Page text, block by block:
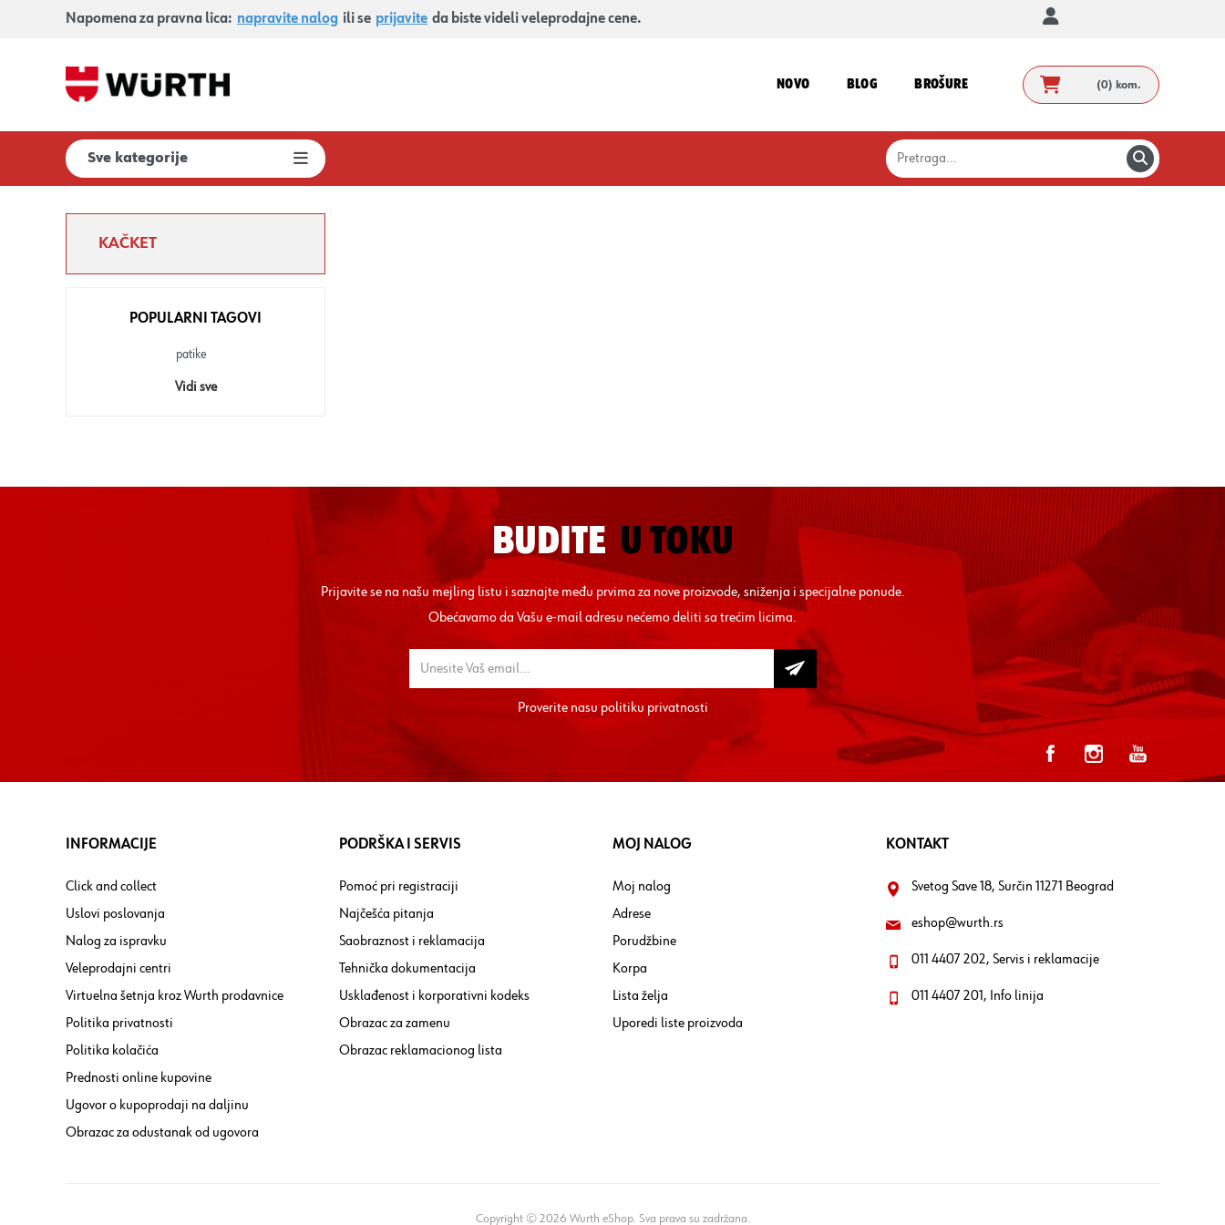
Napomena za pravna lica: napravite nalog ili se prijavite da biste videli veleprodajne cene.
NOVO BLOG BROŠURE (0) kom.
Sve kategorije
KAČKET
POPULARNI TAGOVI
patike
Vidi sve
BUDITE U TOKU
Prijavite se na našu mejling listu i saznajte među prvima za nove proizvode, sniženja i specijalne ponude.
Obećavamo da Vašu e-mail adresu nećemo deliti sa trećim licima.
Proverite nasupolitiku privatnosti
INFORMACIJE
Click and collect
Uslovi poslovanja
Nalog za ispravku
Veleprodajni centri
Virtuelna šetnja kroz Wurth prodavnice
Politika privatnosti
Politika kolačića
Prednosti online kupovine
Ugovor o kupoprodaji na daljinu
Obrazac za odustanak od ugovora
PODRŠKA I SERVIS
Pomoć pri registraciji
Najčešća pitanja
Saobraznost i reklamacija
Tehnička dokumentacija
Usklađenost i korporativni kodeks
Obrazac za zamenu
Obrazac reklamacionog lista
MOJ NALOG
Moj nalog
Adrese
Porudžbine
Korpa
Lista želja
Uporedi liste proizvoda
KONTAKT
Svetog Save 18, Surčin 11271 Beograd
eshop@wurth.rs
011 4407 202, Servis i reklamacije
011 4407 201, Info linija
Copyright © 2026 Wurth eShop. Sva prava su zadržana.